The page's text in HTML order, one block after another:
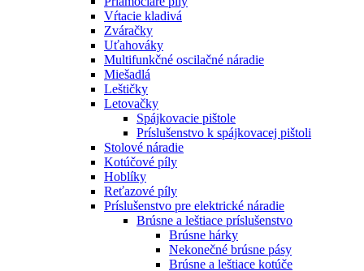
Vŕtacie kladivá
Zváračky
Uťahováky
Multifunkčné oscilačné náradie
Miešadlá
Leštičky
Letovačky
Spájkovacie pištole
Príslušenstvo k spájkovacej pištoli
Stolové náradie
Kotúčové píly
Hoblíky
Reťazové píly
Príslušenstvo pre elektrické náradie
Brúsne a leštiace príslušenstvo
Brúsne hárky
Nekonečné brúsne pásy
Brúsne a leštiace kotúče